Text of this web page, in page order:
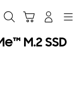
M.2 SSD